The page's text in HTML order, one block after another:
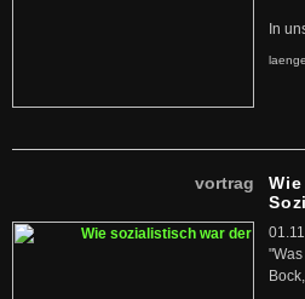
In
vortrag